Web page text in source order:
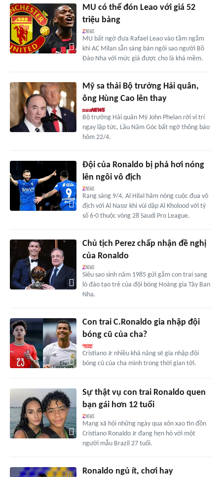
MU có thể đón Leao với giá 52
triệu bảng
MU bất ngờ đưa Rafael Leao vào tầm ngắm
khi AC Milan sẵn sàng bán ngôi sao người Bồ
Đào Nha với mức giá được cho là khá mềm.
Mỹ sa thải Bộ trưởng Hải quân,
ông Hùng Cao lên thay
Bộ trưởng Hải quân Mỹ John Phelan rời vị trí
ngay lập tức, Lầu Năm Góc bất ngờ thông báo
hôm 22/4.
Đội của Ronaldo bị phả hơi nóng
lên ngôi vô địch
Rạng sáng 9/4, Al Hilal hâm nóng cuộc đua vô
địch với Al Nassr khi vùi dập Al Kholood với tỷ
số 6-0 thuộc vòng 28 Saudi Pro League.
Chủ tịch Perez chấp nhận đề nghị
của Ronaldo
Siêu sao sinh năm 1985 gửi gắm con trai sang
lò đào tạo trẻ của đội bóng Hoàng gia Tây Ban
Nha.
Con trai C.Ronaldo gia nhập đội
bóng cũ của cha?
Cristiano Jr nhiều khả năng sẽ gia nhập đội
bóng cũ của cha mình trong thời gian tới.
Sự thật vụ con trai Ronaldo quen
bạn gái hơn 12 tuổi
Mạng xã hội những ngày qua xôn xao tin đồn
Cristiano Ronaldo Jr đang hẹn hò với một
người mẫu Brazil 27 tuổi.
Ronaldo ngủ ít, chơi hay